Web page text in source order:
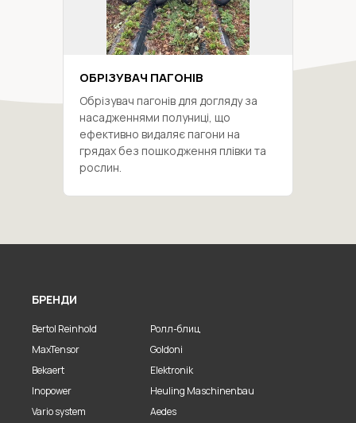
ОБРІЗУВАЧ ПАГОНІВ
Обрізувач пагонів для догляду за
насадженнями полуниці, що
ефективно видаляє пагони на
грядах без пошкодження плівки та
рослин.
БРЕНДИ
Bertol Reinhold
MaxTensor
Bekaert
Inopower
Vario system
Ролл-блиц
Goldoni
Elektronik
Heuling Maschinenbau
Aedes